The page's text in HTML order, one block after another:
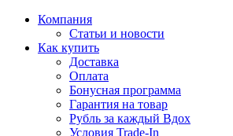
Компания
Статьи и новости
Как купить
Доставка
Оплата
Бонусная программа
Гарантия на товар
Рубль за каждый Вдох
Условия Trade-In